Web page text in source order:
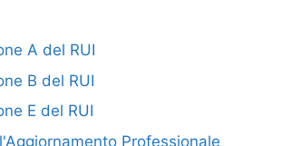
A del RUI
B del RUI
E del RUI
Professionale